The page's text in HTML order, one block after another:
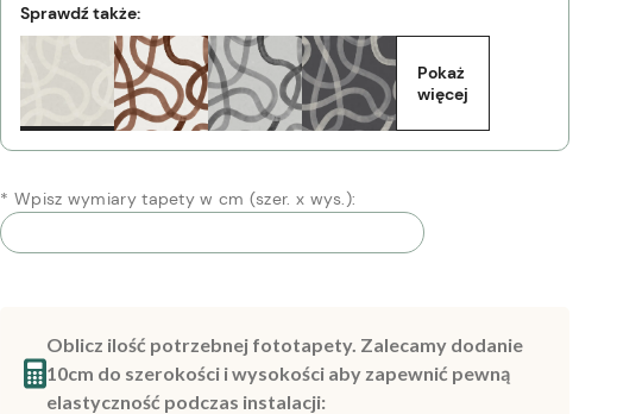
Sprawdź także:
Pokaż
więcej
* Wpisz wymiary tapety w cm (szer. x wys.):
Oblicz ilość potrzebnej fototapety. Zalecamy dodanie
10cm do szerokości i wysokości aby zapewnić pewną
elastyczność podczas instalacji: